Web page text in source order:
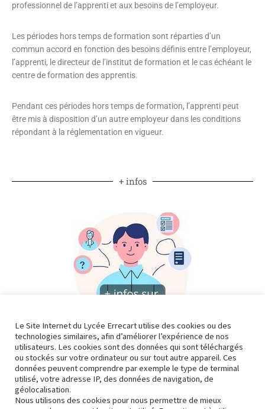
professionnel de l’apprenti et aux besoins de l’employeur.
Les périodes hors temps de formation sont réparties d’un
commun accord en fonction des besoins définis entre l’employeur,
l’apprenti, le directeur de l’institut de formation et le cas échéant le
centre de formation des apprentis.
Pendant ces périodes hors temps de formation, l’apprenti peut
être mis à disposition d’un autre employeur dans les conditions
répondant à la réglementation en vigueur.
+ infos
Le Site Internet du Lycée Errecart utilise des cookies ou des
technologies similaires, afin d’améliorer l’expérience de nos
utilisateurs. Les cookies sont des données qui sont téléchargés
ou stockés sur votre ordinateur ou sur tout autre appareil. Ces
données peuvent comprendre par exemple le type de terminal
utilisé, votre adresse IP, des données de navigation, de
géolocalisation.
Nous utilisons des cookies pour nous permettre de mieux